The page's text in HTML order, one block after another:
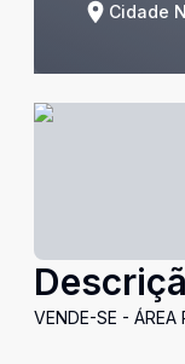
Cidade
VENDE-SE - ÁREA